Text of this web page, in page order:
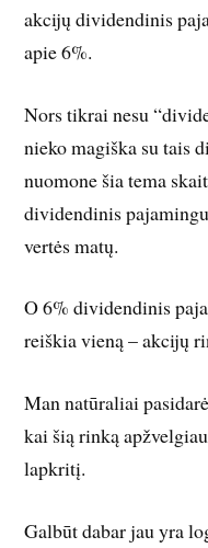
akcijų dividendinis
apie 6%.
Nors tikrai nesu
nieko magiška su tais
nuomone šia tema
dividendinis
vertės matų.
O 6% dividendinis
reiškia vieną – akcijų
Man natūraliai
kai šią rinką
lapkritį.
Galbūt dabar jau yra